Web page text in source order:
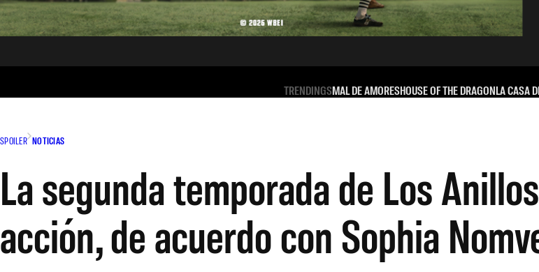
TRENDINGSMAL DE AMORESHOUSE OF THE DRAGONLA CASA
SPOILER NOTICIAS
La segunda temporada de Los
acción, de acuerdo con Sophia